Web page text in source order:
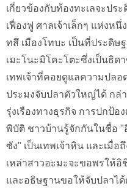
เกี่ยวข้องกับท้องทะเลจะปร
เฟื่องฟู ศาลเจ้าเล็กๆ แห่งห
ทสึ เมืองโทบะ เป็นที่ประดิษ
เมะโนะมิโคะโตะซึ่งเป็นธิด
เทพเจ้าที่คอยดูแลความปลอ
ประมงจับปลาตัวใหญ่ได้ กล่
รุ่งเรืองทางธุรกิจ การปกป้อ
พิบัติ ชาวบ้านรู้จักกันในชื่อ
ซัง" เป็นเทพเจ้าหิน และเมื่
เหล่าสาวอะมะจะขอพรให้
และอธิษฐานขอให้จับปลาไ